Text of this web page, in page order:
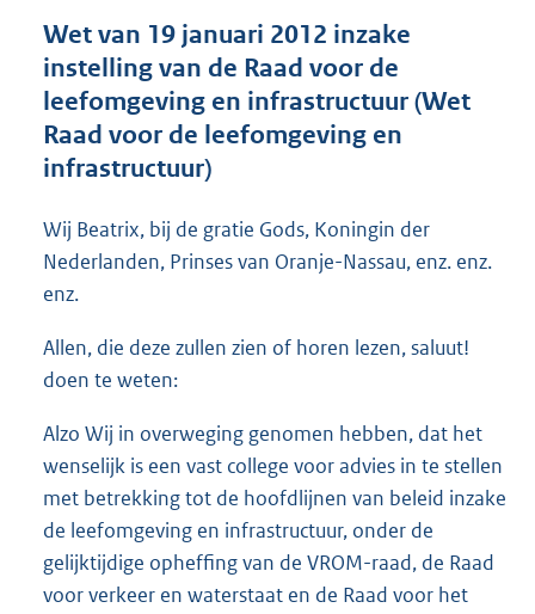
n
d
s
g
o
t
:
K
Wet van 19 januari 2012 inzake
instelling van de Raad voor de
leefomgeving en infrastructuur (Wet
Raad voor de leefomgeving en
infrastructuur)
Wij Beatrix, bij de gratie Gods, Koningin der
Nederlanden, Prinses van Oranje-Nassau, enz. enz.
enz.
Allen, die deze zullen zien of horen lezen, saluut!
doen te weten:
Alzo Wij in overweging genomen hebben, dat het
wenselijk is een vast college voor advies in te stellen
met betrekking tot de hoofdlijnen van beleid inzake
de leefomgeving en infrastructuur, onder de
gelijktijdige opheffing van de VROM-raad, de Raad
voor verkeer en waterstaat en de Raad voor het